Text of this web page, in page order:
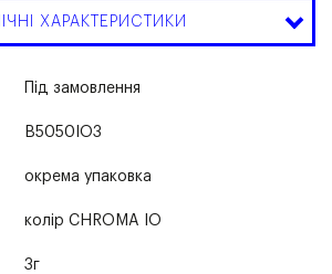
ХАРАКТЕРИСТИКИ
Під замовлення
B5050IO3
окрема упаковка
колір CHROMA IO
3г